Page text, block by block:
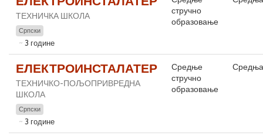
ТЕХНИЧКА ШКОЛА
Српски
3 године
стручно
образовање
ЕЛЕКТРОИНСТАЛАТЕР
ТЕХНИЧКО-ПОЉОПРИВРЕДНА
ШКОЛА
Српски
3 године
Средње
стручно
образовање